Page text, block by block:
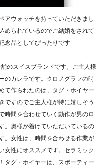
アウォッチを持っていただきまし
められているのでご結婚をされて
念品としてぴったりです
のスイスブランドです。ご主人様
のカレラです。クロノグラフの時
て作られたのは、タグ・ホイヤー
ですのでご主人様が特に嬉しそう
時間を合わせていく動作が男のロ
。奥様が着けていただいているの
。女性は、時間を合わせる作業が
女性にオススメです。セラミック
タグ・ホイヤーは、スポーティー